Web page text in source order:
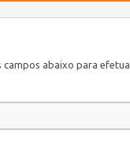
campos abaixo para